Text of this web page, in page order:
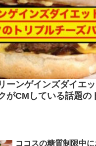
ーンゲインズダイエ
がCMしている話題の
ココスの糖質制限中